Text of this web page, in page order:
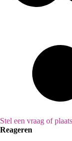
Stel een vraag of
Reageren